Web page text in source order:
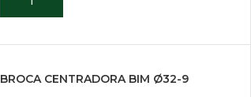
BROCA CENTRADORA BIM Ø32-9